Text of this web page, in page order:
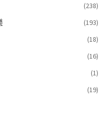
(238)
(193)
(18)
(16)
(1)
(19)